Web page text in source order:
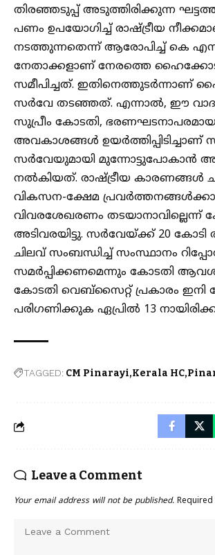
തിരഞ്ഞടുപ്പ് അടുത്തിരിക്കുന്ന
പണം ഉപയോഗിച്ച് രാഷ്ട്രീയ
നടത്തുന്നതെന്ന് ആരോപിച്ച് കെ
നേതാക്കളാണ് നേരത്തെ
സമീപിച്ചത്. ഇതിനെത്തുടർന്നാണ്
സർവേ തടഞ്ഞത്. എന്നാൽ, ഈ
സുപ്രീം കോടതി, ഭരണഘടനാപരമായ
അവകാശങ്ങൾ ഉയർത്തിപ്പിടിച്ചാണ്
സർവേയുമായി മുന്നോട്ടുപോകാൻ
നൽകിയത്. രാഷ്ട്രീയ കാരണങ്ങൾ
വികസന-ക്ഷേമ
വിവരശേഖരണം തടയാനാവില്ലെന്ന്
അടിവരയിട്ടു. സർവേയ്ക്ക് 20
ചിലവ് സംബന്ധിച്ച് സംസ്ഥാനം
സമർപ്പിക്കണമെന്നും കോടതി
കോടതി വെബ്സൈറ്റ് പ്രകാരം ഇനി
പരിഗണിക്കുക ഏപ്രിൽ 13
TAGGED: CM Pinarayi Kerala HC
Leave a Comment
Your email address will not be published.